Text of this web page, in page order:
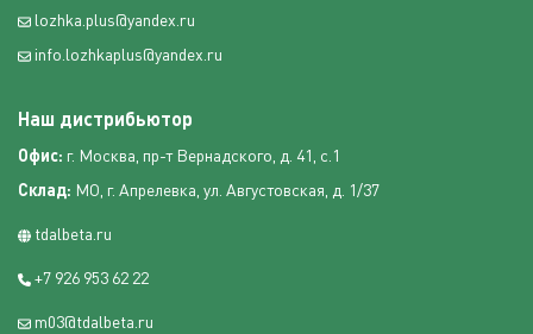
lozhka.plus@yandex.ru
info.lozhkaplus@yandex.ru
Наш дистрибьютор
Офис: г. Москва, пр-т Вернадского, д. 41, с.1
Склад: МО, г. Апрелевка, ул. Августовская, д. 1/37
tdalbeta.ru
+7 926 953 62 22
m03@tdalbeta.ru